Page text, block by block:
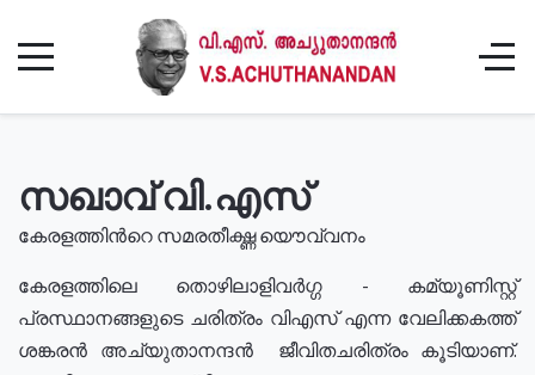
സഖാവ് വി.എസ്
കേരളത്തിൻറെ സമരതീക്ഷ്ണ യൌവ്വനം
കേരളത്തിലെ തൊഴിലാളിവർഗ്ഗ - കമ്യൂണിസ്റ്റ്
പ്രസ്ഥാനങ്ങളുടെ ചരിത്രം വിഎസ് എന്ന വേലിക്കകത്ത്
ശങ്കരൻ അച്യുതാനന്ദൻ ജീവിതചരിത്രം കൂടിയാണ്.